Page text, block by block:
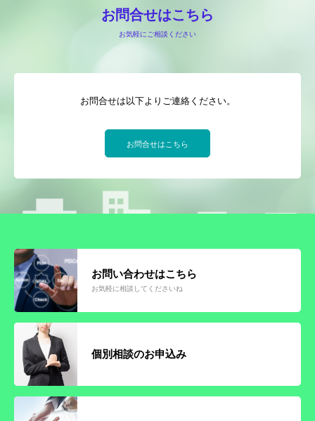
お問合せはこちら
お気軽にご相談ください
お問合せは以下よりご連絡ください。
お問合せはこちら
お問い合わせはこちら
お気軽に相談してくださいね
個別相談のお申込み